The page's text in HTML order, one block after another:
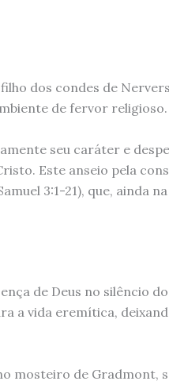
dos condes de
de fervor religioso.
seu caráter e
Este anseio pela
3:1-21), que, ainda
de Deus no silêncio
a vida eremítica,
mosteiro de Gradmont,